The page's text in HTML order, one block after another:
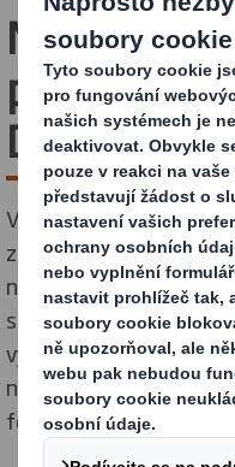
plastů
DS Smith
Ve spolupráci s
značek
nahrazení plastů. Od
supermarketů odstranili
výrobků každodenní
na ovoce a zeleninu,
fólií na lahvích s